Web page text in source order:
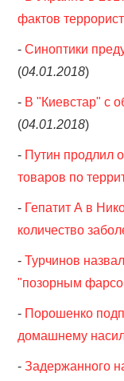
фактов
-Синоптики
(04.01.2018)
- В "Киевстар" с
(04.01.2018)
- Путин продлил
товаров по
- Гепатит А в
количество
-Турчинов
"позорным
- Порошенко
домашнему
-Задержанного